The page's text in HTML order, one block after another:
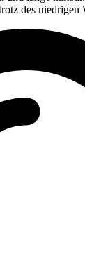
des niedrigen